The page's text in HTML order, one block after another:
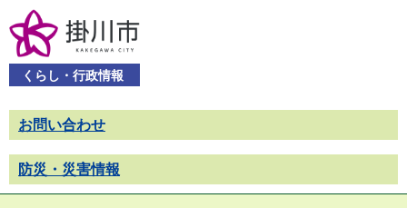
くらし・行政情報
お問い合わせ
防災・災害情報